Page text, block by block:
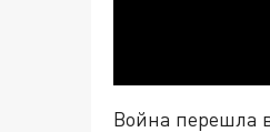
Война перешла